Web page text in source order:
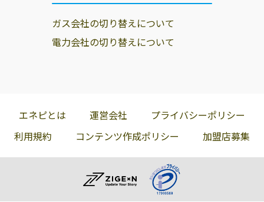
ガス会社の切り替えについて
電力会社の切り替えについて
エネピとは 運営会社
プライバシーポリシー
利用規約
コンテンツ作成ポリシー 加盟店募集